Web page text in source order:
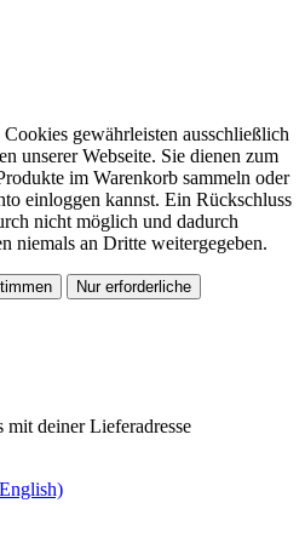
gewährleisten ausschließlich
unserer Webseite. Sie dienen zum
im Warenkorb sammeln oder
einloggen kannst. Ein Rückschluss
nicht möglich und dadurch
niemals an Dritte weitergegeben.
Nur erforderliche
mit deiner Lieferadresse